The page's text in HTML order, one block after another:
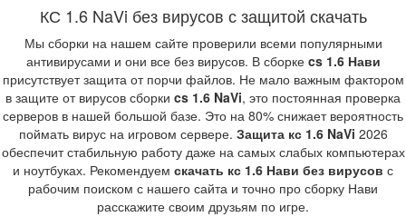
КС 1.6 NaVi без вирусов с защитой скачать
Мы сборки на нашем сайте проверили всеми популярными
антивирусами и они все без вирусов. В сборке cs 1.6 Нави
присутствует защита от порчи файлов. Не мало важным фактором
в защите от вирусов сборки cs 1.6 NaVi, это постоянная проверка
серверов в нашей большой базе. Это на 80% снижает вероятность
поймать вирус на игровом сервере. Защита кс 1.6 NaVi 2026
обеспечит стабильную работу даже на самых слабых компьютерах
и ноутбуках. Рекомендуем скачать кс 1.6 Нави без вирусов с
рабочим поиском с нашего сайта и точно про сборку Нави
расскажите своим друзьям по игре.